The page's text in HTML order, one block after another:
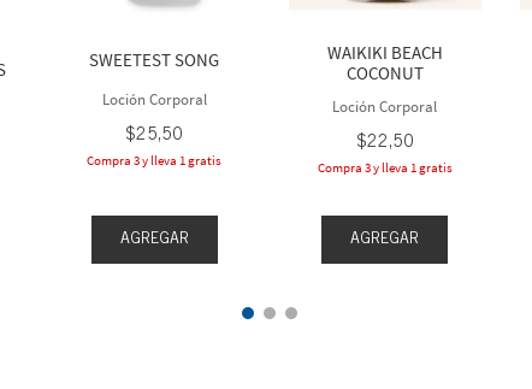
SWEETEST SONG
Loción Corporal
$25,50
Compra 3 y lleva 1 gratis
AGREGAR
WAIKIKI BEACH
COCONUT
Loción Corporal
$22,50
Compra 3 y lleva 1 gratis
AGREGAR